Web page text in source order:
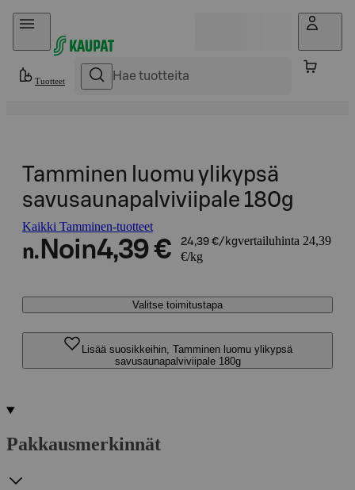
Hyppää sisältöön
Tuotteet
Tamminen luomu ylikypsä
savusaunapalviviipale 180g
Kaikki Tamminen-tuotteet
n. Noin4,39 € 24,39 €/kgvertailuhinta 24,39
€/kg
Valitse toimitustapa
Lisää suosikkeihin, Tamminen luomu ylikypsä
savusaunapalviviipale 180g
Pakkausmerkinnät